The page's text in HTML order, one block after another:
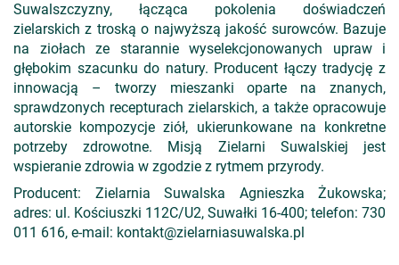
Suwalszczyzny, łącząca pokolenia doświadczeń
zielarskich z troską o najwyższą jakość surowców. Bazuje
na ziołach ze starannie wyselekcjonowanych upraw i
głębokim szacunku do natury. Producent łączy tradycję z
innowacją – tworzy mieszanki oparte na znanych,
sprawdzonych recepturach zielarskich, a także opracowuje
autorskie kompozycje ziół, ukierunkowane na konkretne
potrzeby zdrowotne. Misją Zielarni Suwalskiej jest
wspieranie zdrowia w zgodzie z rytmem przyrody.
Producent: Zielarnia Suwalska Agnieszka Żukowska;
adres: ul. Kościuszki 112C/U2, Suwałki 16-400; telefon: 730
011 616, e-mail: kontakt@zielarniasuwalska.pl